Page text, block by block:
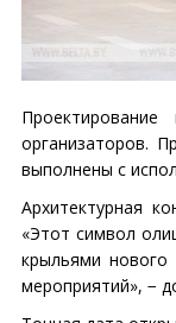
организаторов.
выполнены с
Архитектурная
«Этот символ
крыльями нового
мероприятий», −